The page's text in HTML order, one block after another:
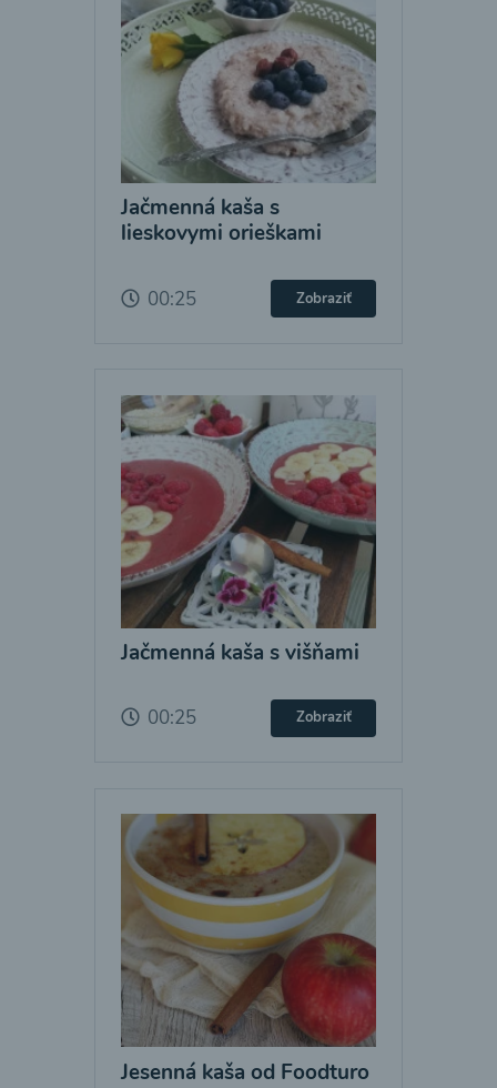
Jačmenná kaša s
lieskovymi orieškami
00:25 Zobraziť
Jačmenná kaša s višňami
00:25 Zobraziť
Jesenná kaša od Foodturo